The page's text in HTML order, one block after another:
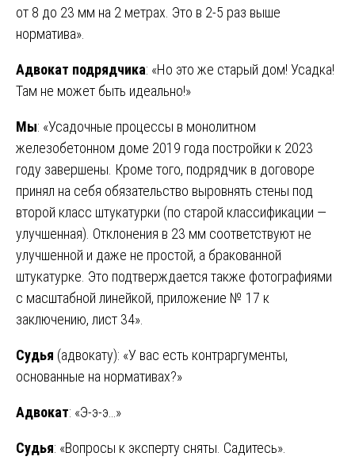
от 8 до 23 мм на 2 метрах. Это в 2-5 раз выше
норматива».
Адвокат подрядчика: «Но это же старый дом! Усадка!
Там не может быть идеально!»
Мы: «Усадочные процессы в монолитном
железобетонном доме 2019 года постройки к 2023
году завершены. Кроме того, подрядчик в договоре
принял на себя обязательство выровнять стены под
второй класс штукатурки (по старой классификации —
улучшенная). Отклонения в 23 мм соответствуют не
улучшенной и даже не простой, а бракованной
штукатурке. Это подтверждается также фотографиями
с масштабной линейкой, приложение № 17 к
заключению, лист 34».
Судья (адвокату): «У вас есть контраргументы,
основанные на нормативах?»
Адвокат: «Э-э-э…»
Судья: «Вопросы к эксперту сняты. Садитесь».